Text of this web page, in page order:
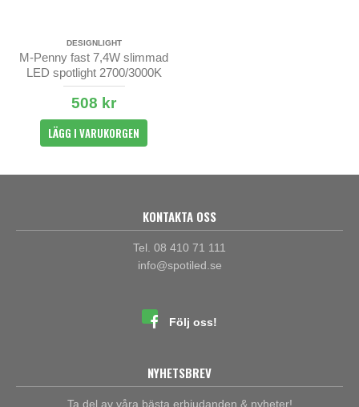
DESIGNLIGHT
M-Penny fast 7,4W slimmad
LED spotlight 2700/3000K
IP44
508 kr
LÄGG I VARUKORGEN
KONTAKTA OSS
Tel. 08 410 71 111
info@spotiled.se
Följ oss!
NYHETSBREV
Ta del av våra bästa erbjudanden & nyheter!